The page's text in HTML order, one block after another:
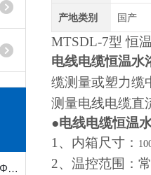
管材内径测量仪试件直径规格：Φ20~500mm
产地类别 国产
MTSDL-7型 恒
电线电缆恒温水
缆测量或塑力缆
测量电线电缆直
●电线电缆恒温
1 、内箱尺寸：
2、温控范围：